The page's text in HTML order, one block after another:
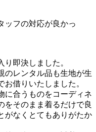
ッフの対応が良かっ
即決しました。
のレンタル品も生地が生
借りいたしました。
に合うものをコーディネ
をそのまま着るだけで良
がなくとてもありがたか